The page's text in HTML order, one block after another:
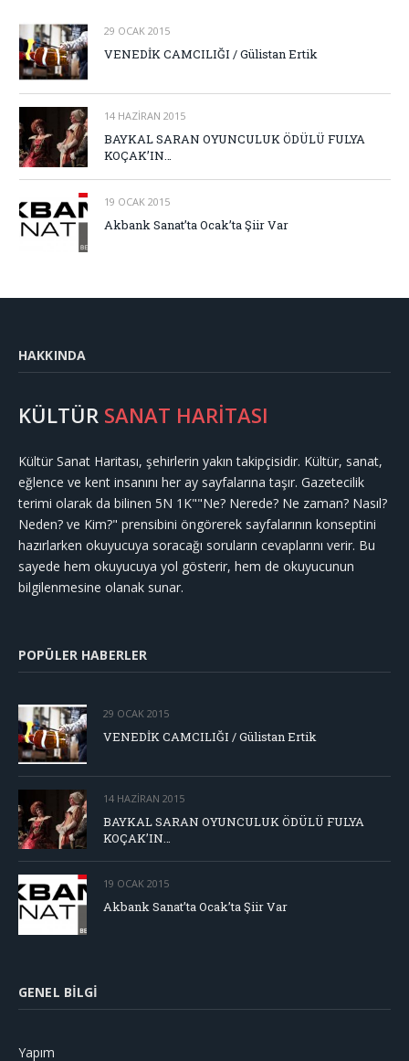
29 OCAK 2015
VENEDİK CAMCILIĞI / Gülistan Ertik
14 HAZIRAN 2015
BAYKAL SARAN OYUNCULUK ÖDÜLÜ FULYA
KOÇAK’IN…
19 OCAK 2015
Akbank Sanat’ta Ocak’ta Şiir Var
HAKKINDA
KÜLTÜR SANAT HARİTASI
Kültür Sanat Haritası, şehirlerin yakın takipçisidir. Kültür, sanat,
eğlence ve kent insanını her ay sayfalarına taşır. Gazetecilik
terimi olarak da bilinen 5N 1K""Ne? Nerede? Ne zaman? Nasıl?
Neden? ve Kim?" prensibini öngörerek sayfalarının konseptini
hazırlarken okuyucuya soracağı soruların cevaplarını verir. Bu
sayede hem okuyucuya yol gösterir, hem de okuyucunun
bilgilenmesine olanak sunar.
POPÜLER HABERLER
29 OCAK 2015
VENEDİK CAMCILIĞI / Gülistan Ertik
14 HAZIRAN 2015
BAYKAL SARAN OYUNCULUK ÖDÜLÜ FULYA
KOÇAK’IN…
19 OCAK 2015
Akbank Sanat’ta Ocak’ta Şiir Var
GENEL BILGI
Yapım